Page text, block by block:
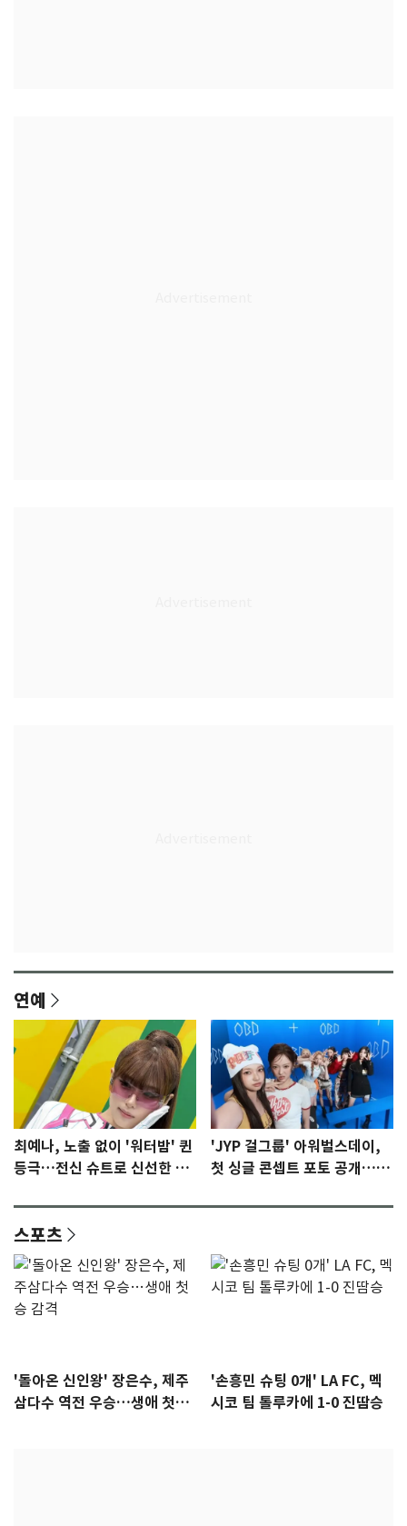
연예
최예나, 노출 없이 '워터밤' 퀸
등극…전신 슈트로 신선한 충
'JYP 걸그룹' 아워벌스데이,
첫 싱글 콘셉트 포토 공개…청
스포츠
'돌아온 신인왕' 장은수, 제주
삼다수 역전 우승…생애 첫승
'손흥민 슈팅 0개' LA FC, 멕
시코 팀 톨루카에 1-0 진땀승